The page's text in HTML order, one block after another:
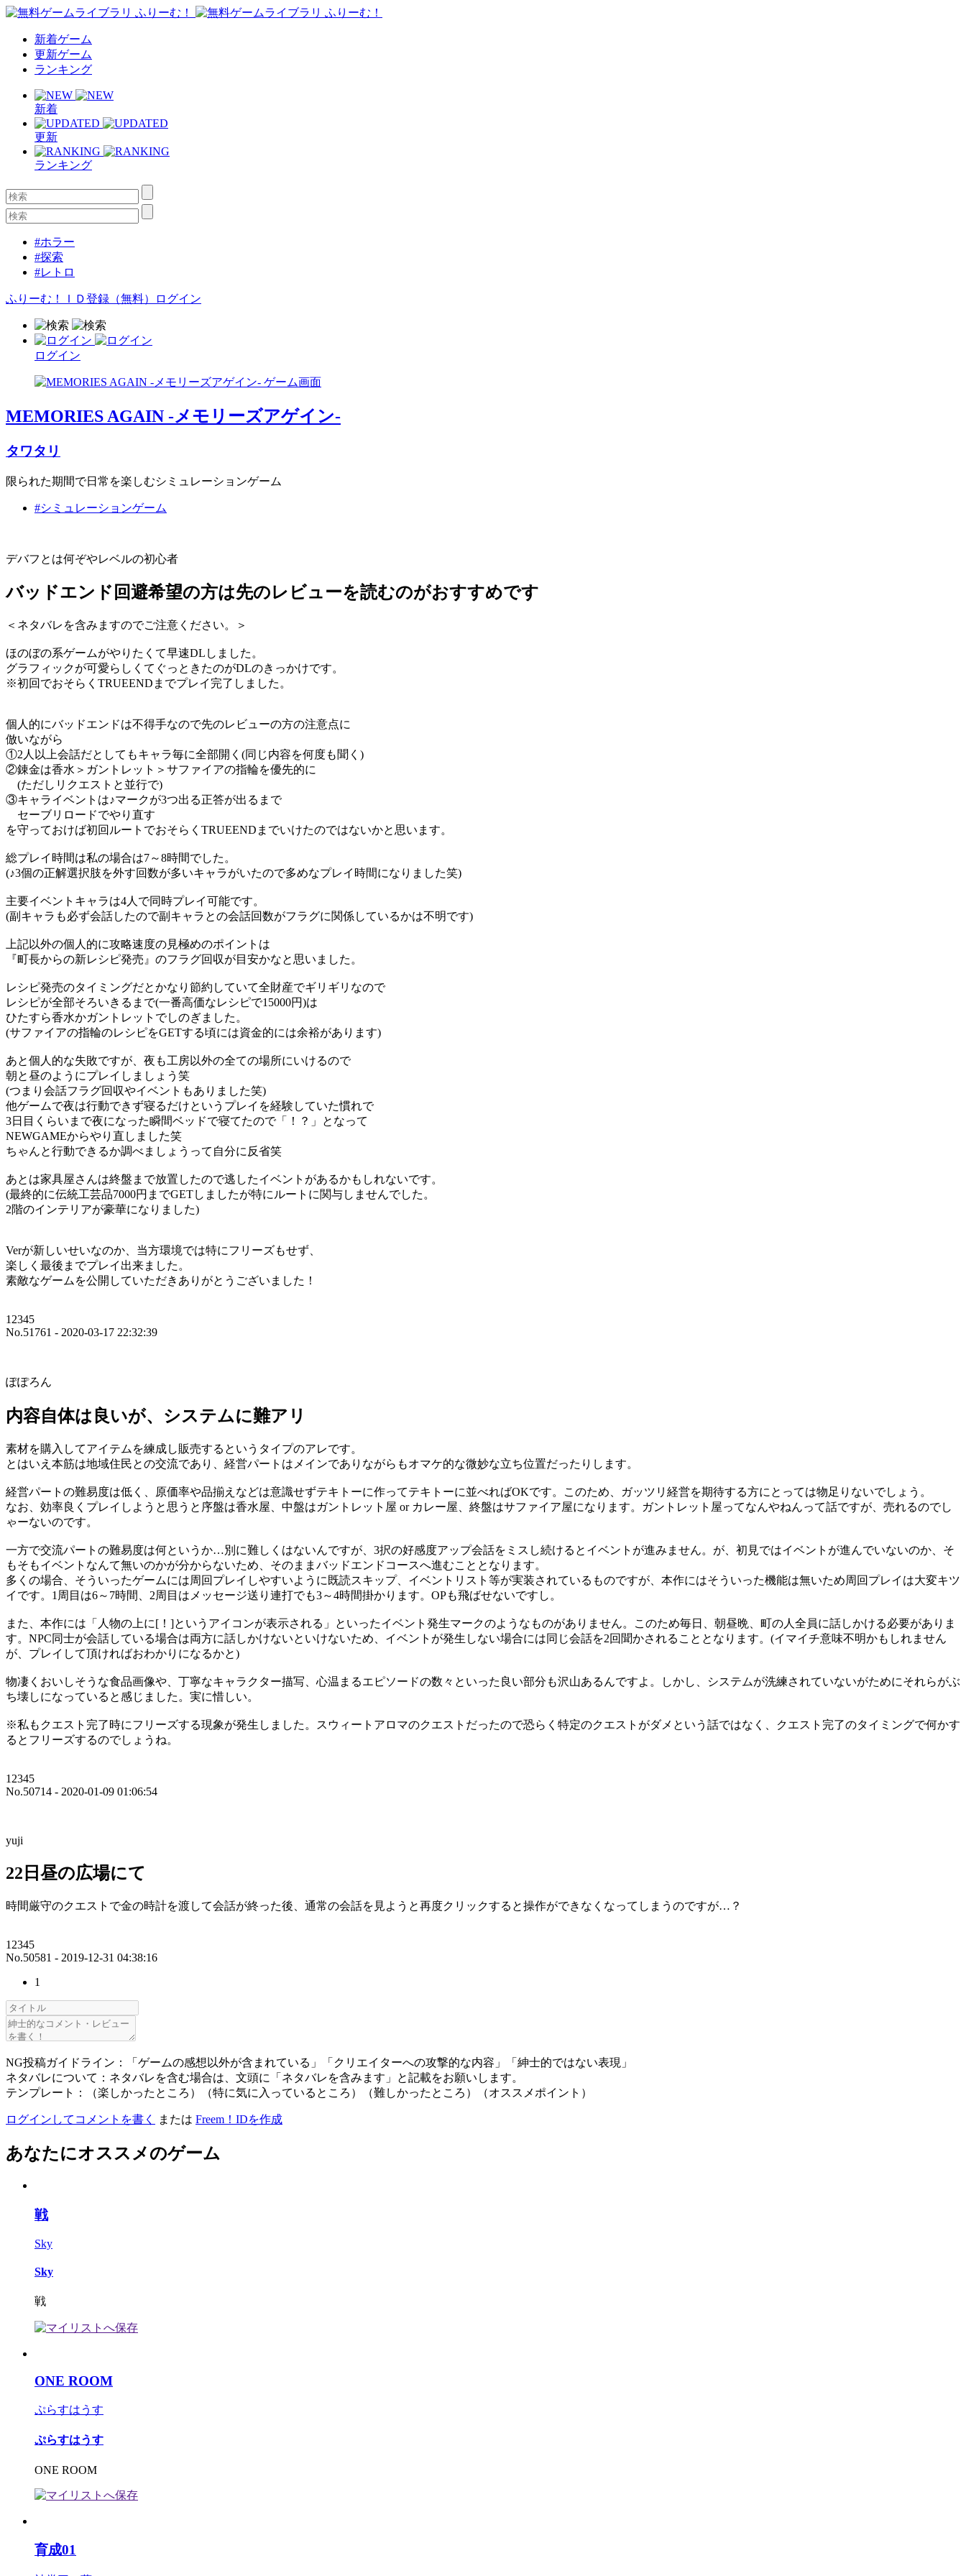
新着ゲーム
更新ゲーム
ランキング
新着
更新
ランキング
#ホラー
#探索
#レトロ
ふりーむ！ＩＤ登録（無料） ログイン
ログイン
MEMORIES AGAIN -メモリーズアゲイン-
タワタリ
限られた期間で日常を楽しむシミュレーションゲーム
#シミュレーションゲーム
デバフとは何ぞやレベルの初心者
バッドエンド回避希望の方は先のレビューを読むのがおすすめです
＜ネタバレを含みますのでご注意ください。＞
ほのぼの系ゲームがやりたくて早速DLしました。
グラフィックが可愛らしくてぐっときたのがDLのきっかけです。
※初回でおそらくTRUEENDまでプレイ完了しました。
個人的にバッドエンドは不得手なので先のレビューの方の注意点に
倣いながら
①2人以上会話だとしてもキャラ毎に全部開く(同じ内容を何度も聞く)
②錬金は香水＞ガントレット＞サファイアの指輪を優先的に
(ただしリクエストと並行で)
③キャライベントは♪マークが3つ出る正答が出るまで
セーブリロードでやり直す
を守っておけば初回ルートでおそらくTRUEENDまでいけたのではないかと思います。
総プレイ時間は私の場合は7～8時間でした。
(♪3個の正解選択肢を外す回数が多いキャラがいたので多めなプレイ時間になりました笑)
主要イベントキャラは4人で同時プレイ可能です。
(副キャラも必ず会話したので副キャラとの会話回数がフラグに関係しているかは不明です)
上記以外の個人的に攻略速度の見極めのポイントは
『町長からの新レシピ発売』のフラグ回収が目安かなと思いました。
レシピ発売のタイミングだとかなり節約していて全財産でギリギリなので
レシピが全部そろいきるまで(一番高価なレシピで15000円)は
ひたすら香水かガントレットでしのぎました。
(サファイアの指輪のレシピをGETする頃には資金的には余裕があります)
あと個人的な失敗ですが、夜も工房以外の全ての場所にいけるので
朝と昼のようにプレイしましょう笑
(つまり会話フラグ回収やイベントもありました笑)
他ゲームで夜は行動できず寝るだけというプレイを経験していた慣れで
3日目くらいまで夜になった瞬間ベッドで寝てたので「！？」となって
NEWGAMEからやり直しました笑
ちゃんと行動できるか調べましょうって自分に反省笑
あとは家具屋さんは終盤まで放置したので逃したイベントがあるかもしれないです。
(最終的に伝統工芸品7000円までGETしましたが特にルートに関与しませんでした。
2階のインテリアが豪華になりました)
Verが新しいせいなのか、当方環境では特にフリーズもせず、
楽しく最後までプレイ出来ました。
素敵なゲームを公開していただきありがとうございました！
12345
No.51761 - 2020-03-17 22:32:39
ぽぽろん
内容自体は良いが、システムに難アリ
素材を購入してアイテムを練成し販売するというタイプのアレです。
とはいえ本筋は地域住民との交流であり、経営パートはメインでありながらもオマケ的な微妙な立ち位置だったりします。
経営パートの難易度は低く、原価率や品揃えなどは意識せずテキトーに作ってテキトーに並べればOKです。このため、ガッツリ経営を期待する方にとっては物足りないでしょう。
なお、効率良くプレイしようと思うと序盤は香水屋、中盤はガントレット屋 or カレー屋、終盤はサファイア屋になります。ガントレット屋ってなんやねんって話ですが、売れるのでし
ゃーないのです。
一方で交流パートの難易度は何というか…別に難しくはないんですが、3択の好感度アップ会話をミスし続けるとイベントが進みません。が、初見ではイベントが進んでいないのか、そ
もそもイベントなんて無いのかが分からないため、そのままバッドエンドコースへ進むこととなります。
多くの場合、そういったゲームには周回プレイしやすいように既読スキップ、イベントリスト等が実装されているものですが、本作にはそういった機能は無いため周回プレイは大変キツ
イです。1周目は6～7時間、2周目はメッセージ送り連打でも3～4時間掛かります。OPも飛ばせないですし。
また、本作には「人物の上に[！]というアイコンが表示される」といったイベント発生マークのようなものがありません。このため毎日、朝昼晩、町の人全員に話しかける必要がありま
す。NPC同士が会話している場合は両方に話しかけないといけないため、イベントが発生しない場合には同じ会話を2回聞かされることとなります。(イマイチ意味不明かもしれません
が、プレイして頂ければおわかりになるかと)
物凄くおいしそうな食品画像や、丁寧なキャラクター描写、心温まるエピソードの数々といった良い部分も沢山あるんですよ。しかし、システムが洗練されていないがためにそれらがぶ
ち壊しになっていると感じました。実に惜しい。
※私もクエスト完了時にフリーズする現象が発生しました。スウィートアロマのクエストだったので恐らく特定のクエストがダメという話ではなく、クエスト完了のタイミングで何かす
るとフリーズするのでしょうね。
12345
No.50714 - 2020-01-09 01:06:54
yuji
22日昼の広場にて
時間厳守のクエストで金の時計を渡して会話が終った後、通常の会話を見ようと再度クリックすると操作ができなくなってしまうのですが…？
12345
No.50581 - 2019-12-31 04:38:16
1
NG投稿ガイドライン：「ゲームの感想以外が含まれている」「クリエイターへの攻撃的な内容」「紳士的ではない表現」
ネタバレについて：ネタバレを含む場合は、文頭に「ネタバレを含みます」と記載をお願いします。
テンプレート：（楽しかったところ）（特に気に入っているところ）（難しかったところ）（オススメポイント）
ログインしてコメントを書く または Freem！IDを作成
あなたにオススメのゲーム
戦
Sky
Sky
戦
ONE ROOM
ぷらすはうす
ぷらすはうす
ONE ROOM
育成01